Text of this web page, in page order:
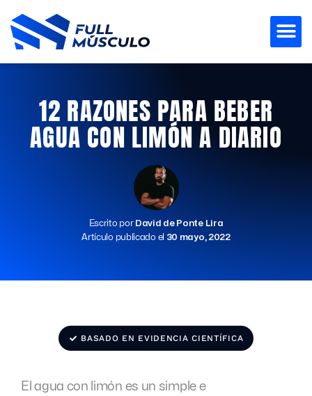
contenido
12 RAZONES PARA BEBER
AGUA CON LIMÓN A DIARIO
Escrito porDavid de Ponte Lira
Artículo publicado el 30 mayo, 2022
BASADO EN EVIDENCIA CIENTÍFICA
El agua con limón es un simple e